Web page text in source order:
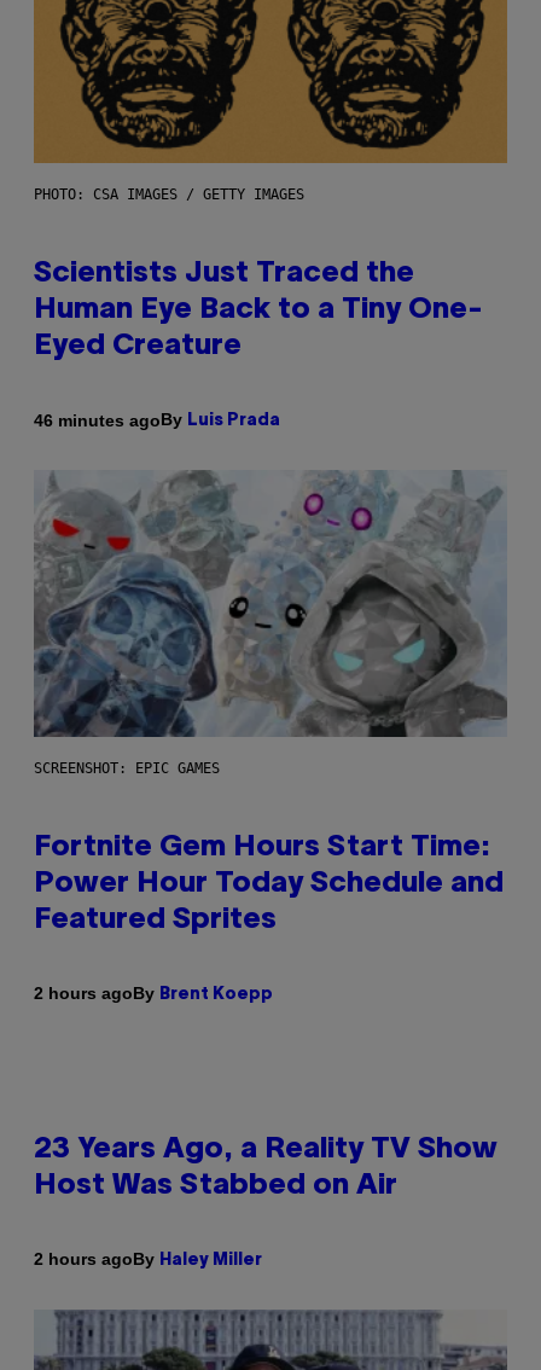
PHOTO: CSA IMAGES / GETTY IMAGES
Scientists Just Traced the
Human Eye Back to a Tiny One-
Eyed Creature
46 minutes agoBy Luis Prada
SCREENSHOT: EPIC GAMES
Fortnite Gem Hours Start Time:
Power Hour Today Schedule and
Featured Sprites
2 hours agoBy Brent Koepp
23 Years Ago, a Reality TV Show
Host Was Stabbed on Air
2 hours agoBy Haley Miller